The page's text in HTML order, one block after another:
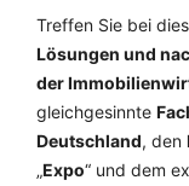
Treffen Sie bei
Lösungen und
der
gleichgesinnte
Deutschland, den
„Expo“ und dem